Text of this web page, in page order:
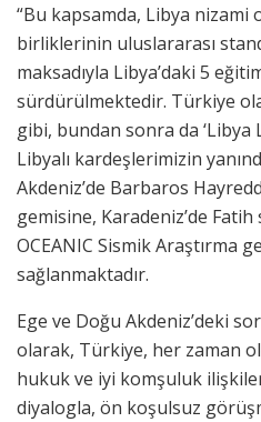
“Bu kapsamda, Libya
birliklerinin uluslararası
maksadıyla Libya’daki 5
sürdürülmektedir. Türkiye
gibi, bundan sonra da ‘Libya
Libyalı kardeşlerimizin
Akdeniz’de Barbaros
gemisine, Karadeniz’de
OCEANIC Sismik Araştırma
sağlanmaktadır.
Ege ve Doğu Akdeniz’deki
olarak, Türkiye, her zaman
hukuk ve iyi komşuluk
diyalogla, ön koşulsuz